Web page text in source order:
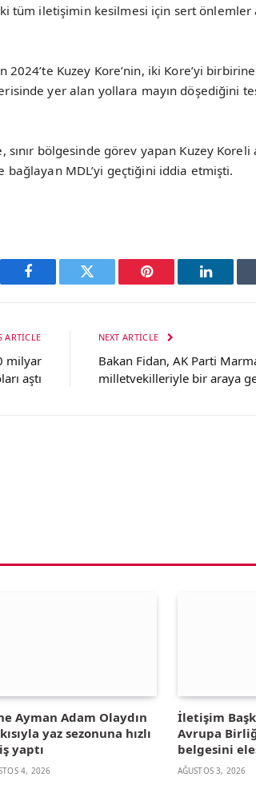
tüm iletişimin kesilmesi için sert önlemler
2024’te Kuzey Kore’nin, iki Kore’yi
yer alan yollara mayın döşediğini
bölgesinde görev yapan Kuzey Koreli
bağlayan MDL’yi geçtiğini iddia etmişti.
Facebook Twitter Pinterest
ARTICLE
milyar
aştı
NEXT ARTICLE
Bakan Fidan, AK Parti
milletvekilleriyle bir araya
Ayman Adam Olaydın
yaz sezonuna hızlı
yaptı
4, 2026
İletişim
Avrupa
belgesini
AĞUSTOS 3, 2026